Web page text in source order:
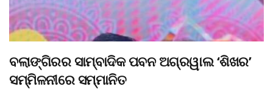
ବଲାଙ୍ଗିରର ସାମ୍ବାଦିକ ପବନ ଅଗ୍ରୱାଲ ‘ଶିଖର’
ସମ୍ମିଳନୀରେ ସମ୍ମାନିତ